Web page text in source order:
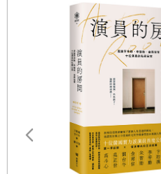
海底輪療癒配方及使用方式
生活隨香應用──飲食烹調
釋放情緒的療方──紮根．冥想
怒的情緒
對於怒，如何聽它說、擁抱它？